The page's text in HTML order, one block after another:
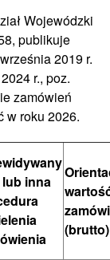
Wojewódzki
publikuje
2019 r.
r., poz.
zamówień
w roku 2026.
inna
(brutto)